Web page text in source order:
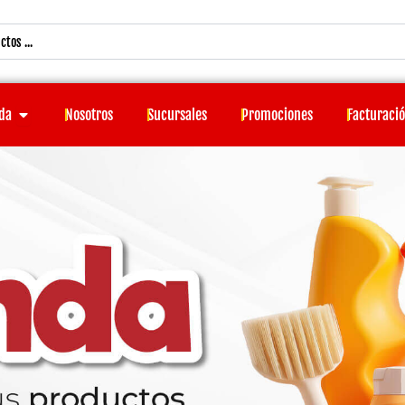
Open TiendaNosotros Sucursales Promociones